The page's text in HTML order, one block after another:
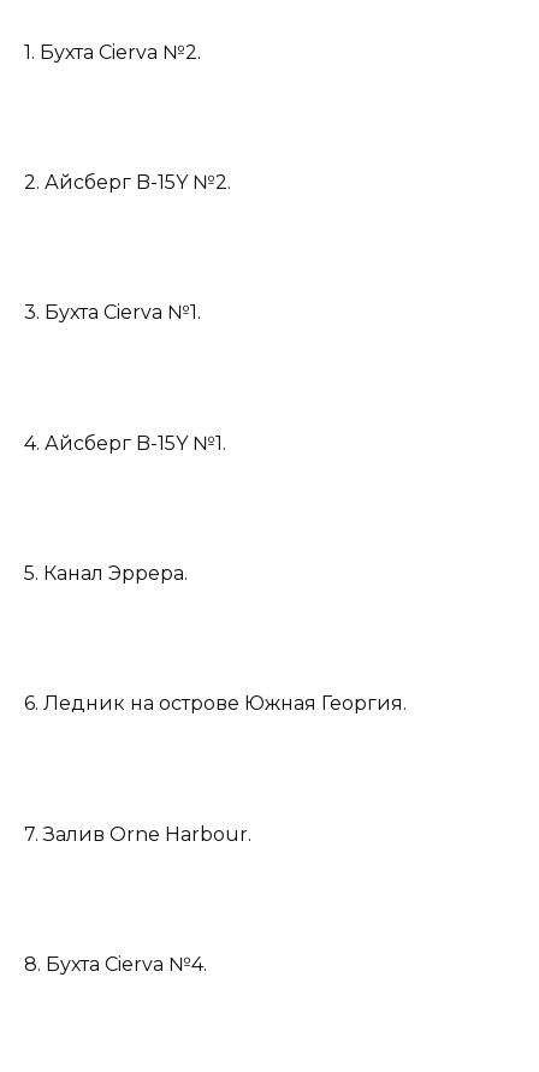
1. Бухта Cierva №2.
2. Айсберг B-15Y №2.
3. Бухта Cierva №1.
4. Айсберг B-15Y №1.
5. Канал Эррера.
6. Ледник на острове Южная Георгия.
7. Залив Orne Harbour.
8. Бухта Cierva №4.